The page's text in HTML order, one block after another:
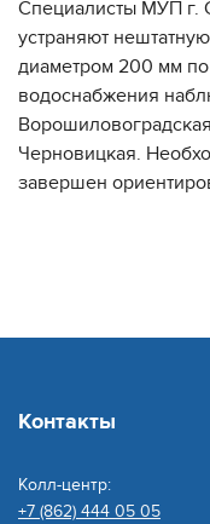
Специалисты МУП г.
устраняют
диаметром 200 мм
водоснабжения
Черновицкая.
завершен
Контакты
Колл-центр:
+7 (862) 444 05 05